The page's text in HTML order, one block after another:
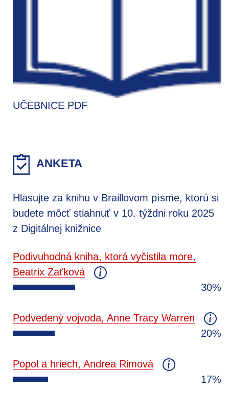
UČEBNICE PDF
ANKETA
Hlasujte za knihu v Braillovom písme, ktorú si
budete môcť stiahnuť v 10. týždni roku 2025
z Digitálnej knižnice
Podivuhodná kniha, ktorá vyčistila more,
Beatrix Zaťková
30%
Podvedený vojvoda, Anne Tracy Warren
20%
Popol a hriech, Andrea Rimová
17%